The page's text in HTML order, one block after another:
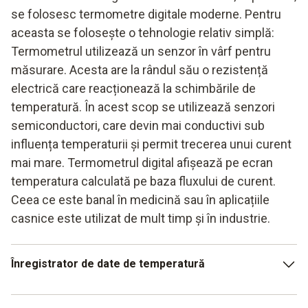
se folosesc termometre digitale moderne. Pentru
aceasta se folosește o tehnologie relativ simplă:
Termometrul utilizează un senzor în vârf pentru
măsurare. Acesta are la rândul său o rezistență
electrică care reacționează la schimbările de
temperatură. În acest scop se utilizează senzori
semiconductori, care devin mai conductivi sub
influența temperaturii și permit trecerea unui curent
mai mare. Termometrul digital afișează pe ecran
temperatura calculată pe baza fluxului de curent.
Ceea ce este banal în medicină sau în aplicațiile
casnice este utilizat de mult timp și în industrie.
Înregistrator de date de temperatură